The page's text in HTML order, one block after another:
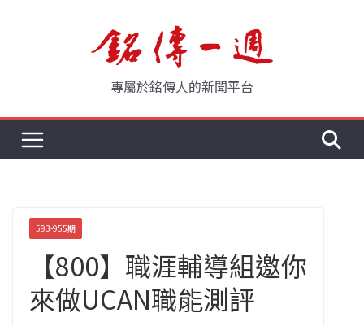
專屬於銘傳人的新聞平台
593-955期
【800】職涯輔導組邀你
來做UCAN職能測評